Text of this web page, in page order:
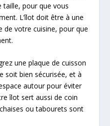
taille, pour que vous
L’îlot doit être à une
de votre cuisine, pour que
une plaque de cuisson
soit bien sécurisée, et à
autour pour éviter
îlot sert aussi de coin
ou tabourets sont